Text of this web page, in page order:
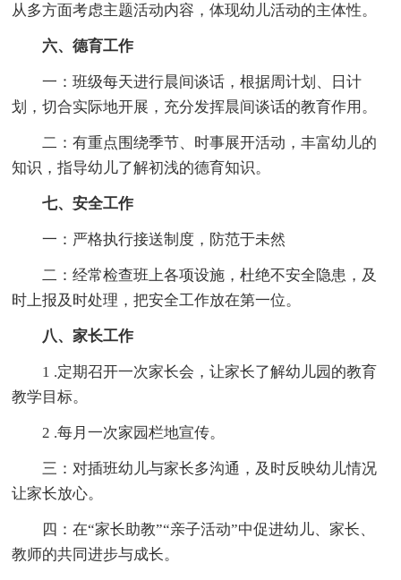
从多方面考虑主题活动内容，体现幼儿活动的主体性。
六、德育工作
一：班级每天进行晨间谈话，根据周计划、日计
划，切合实际地开展，充分发挥晨间谈话的教育作用。
二：有重点围绕季节、时事展开活动，丰富幼儿的
知识，指导幼儿了解初浅的德育知识。
七、安全工作
一：严格执行接送制度，防范于未然
二：经常检查班上各项设施，杜绝不安全隐患，及
时上报及时处理，把安全工作放在第一位。
八、家长工作
1 .定期召开一次家长会，让家长了解幼儿园的教育
教学目标。
2 .每月一次家园栏地宣传。
三：对插班幼儿与家长多沟通，及时反映幼儿情况
让家长放心。
四：在“家长助教”“亲子活动”中促进幼儿、家长、
教师的共同进步与成长。